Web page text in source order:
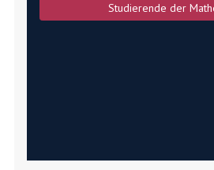
Studierende der